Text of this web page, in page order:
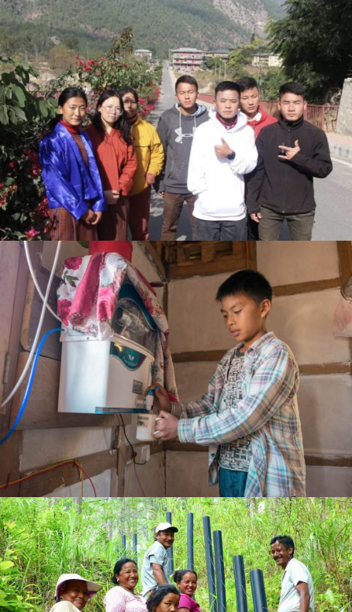
IT-Kurs für 75 Schüler*innen im ländlichen
Bhutan
Projekte in Bhutan Uncategorized
Wir erhalten 82.150 € für Trinkwasserprojekte
in Bhutan!
Projekte in Bhutan